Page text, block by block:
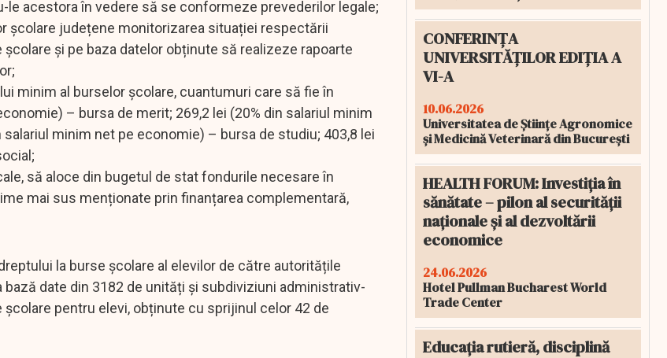
le acestora în vedere să se conformeze prevederilor legale;
școlare județene monitorizarea situației respectării
și pe baza datelor obținute să realizeze rapoarte
minim al burselor școlare, cuantumuri care să fie în
– bursa de merit; 269,2 lei (20% din salariul minim
minim net pe economie) – bursa de studiu; 403,8 lei
să aloce din bugetul de stat fondurile necesare în
mai sus menționate prin finanțarea complementară,
la burse școlare al elevilor de către autoritățile
bază date din 3182 de unități și subdiviziuni administrativ-
pentru elevi, obținute cu sprijinul celor 42 de
CONFERINȚA
UNIVERSITĂȚILOR EDIȚIA A
VI-A
10.06.2026
Universitatea de Științe Agronomice
și Medicină Veterinară din București
HEALTH FORUM: Investiția în
sănătate – pilon al securității
naționale și al dezvoltării
economice
24.06.2026
Hotel Pullman Bucharest World
Trade Center
Educația rutieră, disciplină